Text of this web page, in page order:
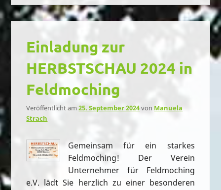
Einladung zur
HERBSTSCHAU 2024 in
Feldmoching
Veröffentlicht am25. September 2024von Manuela
Strach
Gemeinsam für ein starkes
Feldmoching! Der Verein
Unternehmer für Feldmoching
e.V. lädt Sie herzlich zu einer besonderen